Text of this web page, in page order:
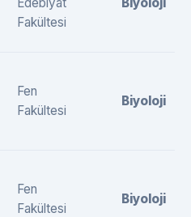
Fakültesi
Fen
Fakültesi
Biyoloji
Fen
Fakültesi
Biyoloji